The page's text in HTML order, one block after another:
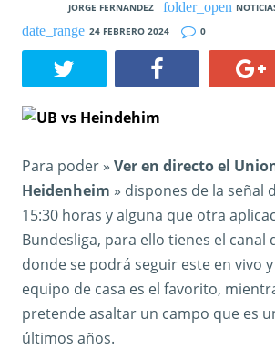
JORGE FERNANDEZ
24 FEBRERO 2024
0
Para poder » Ver en directo el
Heidenheim » dispones de la señal
15:30 horas y alguna que otra
Bundesliga, para ello tienes el canal
donde se podrá seguir este en vivo
equipo de casa es el favorito,
pretende asaltar un campo que es
últimos años.